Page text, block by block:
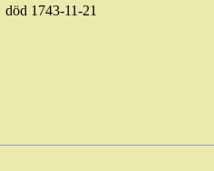
död 1743-11-21